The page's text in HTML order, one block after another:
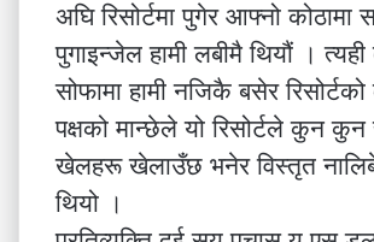
अघि रिसोर्टमा पुगेर आफ्नो कोठामा
पुगाइन्जेल हामी लबीमै थियौं । त्यही
सोफामा हामी नजिकै बसेर
पक्षको मान्छेले यो रिसोर्टले कुन कुन
खेलहरू खेलाउँछ भनेर विस्तृत
थियो ।